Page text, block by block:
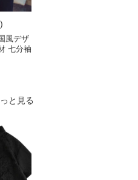
風デザ
七分袖
と見る